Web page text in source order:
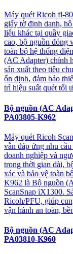
Máy quét Ricoh fi-
giấy tờ định danh,
liệu khác tại quầy
cao, bộ nguồn đóng
toàn bộ hệ thống
(AC Adapter) chính
sản xuất theo tiêu
ổn định, đảm bảo
trì hiệu suất quét tối
Bộ nguồn (AC
PA03805-K962
Máy quét Ricoh
vẫn đáp ứng nhu
doanh nghiệp và
trong thời gian dài,
xác và bảo vệ toàn
K962 là Bộ nguồn
ScanSnap iX1300.
Ricoh/PFU, giúp
vận hành an toàn,
Bộ nguồn (AC
PA03810-K960